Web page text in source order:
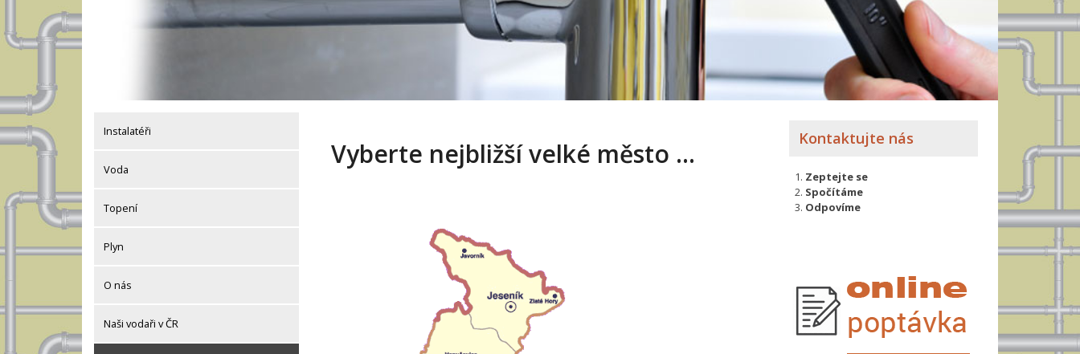
Instalatéři
Voda
Topení
Plyn
O nás
Naši vodaři v ČR
Vyberte nejbližší velké město … Kontaktujte nás
Zeptejte se
Spočítáme
Odpovíme